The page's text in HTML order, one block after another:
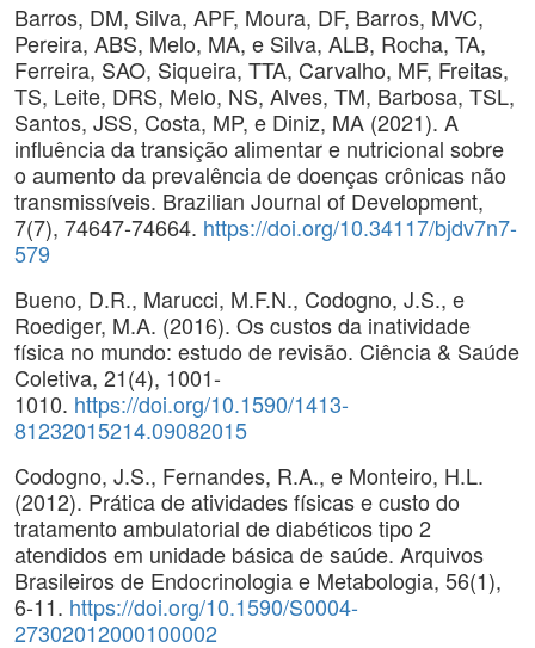
Barros, DM, Silva, APF, Moura, DF, Barros, MVC,
Pereira, ABS, Melo, MA, e Silva, ALB, Rocha, TA,
Ferreira, SAO, Siqueira, TTA, Carvalho, MF, Freitas,
TS, Leite, DRS, Melo, NS, Alves, TM, Barbosa, TSL,
Santos, JSS, Costa, MP, e Diniz, MA (2021). A
influência da transição alimentar e nutricional sobre
o aumento da prevalência de doenças crônicas não
transmissíveis. Brazilian Journal of Development,
7(7), 74647-74664. https://doi.org/10.34117/bjdv7n7-
579
Bueno, D.R., Marucci, M.F.N., Codogno, J.S., e
Roediger, M.A. (2016). Os custos da inatividade
física no mundo: estudo de revisão. Ciência & Saúde
Coletiva, 21(4), 1001-
1010. https://doi.org/10.1590/1413-
81232015214.09082015
Codogno, J.S., Fernandes, R.A., e Monteiro, H.L.
(2012). Prática de atividades físicas e custo do
tratamento ambulatorial de diabéticos tipo 2
atendidos em unidade básica de saúde. Arquivos
Brasileiros de Endocrinologia e Metabologia, 56(1),
6-11. https://doi.org/10.1590/S0004-
27302012000100002